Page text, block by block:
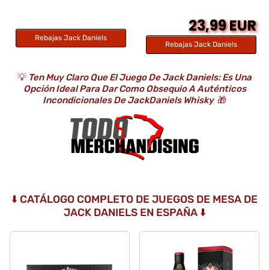
Rebajas Jack Daniels
23,99 EUR
Rebajas Jack Daniels
💡 Ten Muy Claro Que El Juego De Jack Daniels: Es Una
Opción Ideal Para Dar Como Obsequio A Auténticos
Incondicionales De JackDaniels Whisky 🎁
⬇️ CATÁLOGO COMPLETO DE JUEGOS DE MESA DE
JACK DANIELS EN ESPAÑA ⬇️